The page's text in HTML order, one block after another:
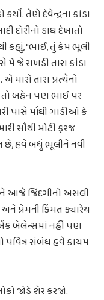
તેણે દેવેન્દ્રના કાંડા
દોરીનો ડાઘ દેખાતો
કહ્યું, "ભાઈ, તું કેમ ભૂલી
જે રાખડી તારા કાંડા
મારો તારા પ્રત્યેનો
તો બહેન પણ ભાઈ પર
પાસે મોંઘી ગાડીઓ કે
સૌથી મોટી ફરજ
છે, હવે બધું ભૂલીને નવી
આજે જિંદગીનો અસલી
પ્રેમની કિંમત ક્યારેય
બેલેન્સમાં નહીં પણ
પવિત્ર સંબંધ હવે કાયમ
જોડે શેર કરજો.